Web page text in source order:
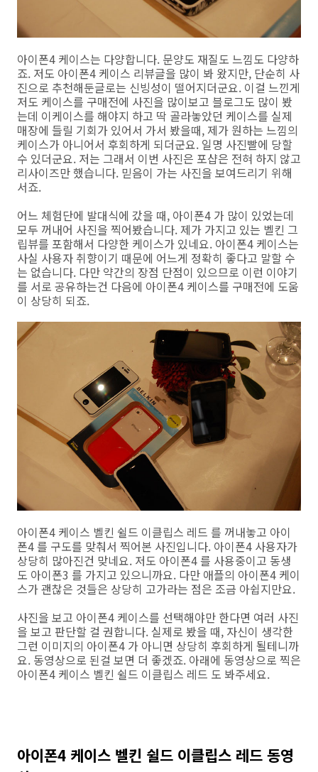
아이폰4 케이스는 다양합니다. 문양도 재질도 느낌도 다양하
죠. 저도 아이폰4 케이스 리뷰글을 많이 봐 왔지만, 단순히 사
진으로 추천해둔글로는 신빙성이 떨어지더군요. 이걸 느낀게
저도 케이스를 구매전에 사진을 많이보고 블로그도 많이 봤
는데 이케이스를 해야지 하고 딱 골라놓았던 케이스를 실제
매장에 들릴 기회가 있어서 가서 봤을때, 제가 원하는 느낌의
케이스가 아니어서 후회하게 되더군요. 일명 사진빨에 당할
수 있더군요. 저는 그래서 이번 사진은 포샵은 전혀 하지 않고
리사이즈만 했습니다. 믿음이 가는 사진을 보여드리기 위해
서죠.
어느 체험단에 발대식에 갔을 때, 아이폰4 가 많이 있었는데
모두 꺼내어 사진을 찍어봤습니다. 제가 가지고 있는 벨킨 그
립뷰를 포함해서 다양한 케이스가 있네요. 아이폰4 케이스는
사실 사용자 취향이기 때문에 어느게 정확히 좋다고 말할 수
는 없습니다. 다만 약간의 장점 단점이 있으므로 이런 이야기
를 서로 공유하는건 다음에 아이폰4 케이스를 구매전에 도움
이 상당히 되죠.
아이폰4 케이스 벨킨 쉴드 이클립스 레드 를 꺼내놓고 아이
폰4 를 구도를 맞춰서 찍어본 사진입니다. 아이폰4 사용자가
상당히 많아진건 맞네요. 저도 아이폰4 를 사용중이고 동생
도 아이폰3 를 가지고 있으니까요. 다만 애플의 아이폰4 케이
스가 괜찮은 것들은 상당히 고가라는 점은 조금 아쉽지만요.
사진을 보고 아이폰4 케이스를 선택해야만 한다면 여러 사진
을 보고 판단할 걸 권합니다. 실제로 봤을 때, 자신이 생각한
그런 이미지의 아이폰4 가 아니면 상당히 후회하게 될테니까
요. 동영상으로 된걸 보면 더 좋겠죠. 아래에 동영상으로 찍은
아이폰4 케이스 벨킨 쉴드 이클립스 레드 도 봐주세요.
아이폰4 케이스 벨킨 쉴드 이클립스 레드 동영